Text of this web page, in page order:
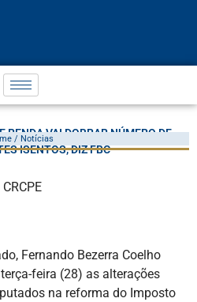
RENDA VAI DOBRAR NÚMERO DE
ISENTOS, DIZ FBC
/ Notícias
Fernando Bezerra Coelho
feira (28) as alterações
na reforma do Imposto